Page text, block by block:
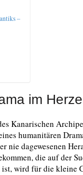
–
im
Kanarischen
humanitären
nie dagewesenen
die auf der
wird für die kleine